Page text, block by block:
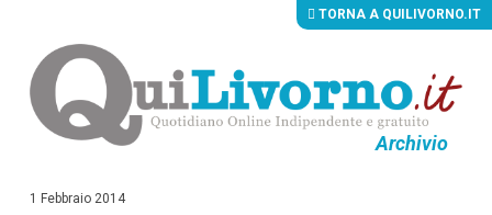
Archivio
i
TORNA A QUILIVORNO.IT
1 Febbraio 2014